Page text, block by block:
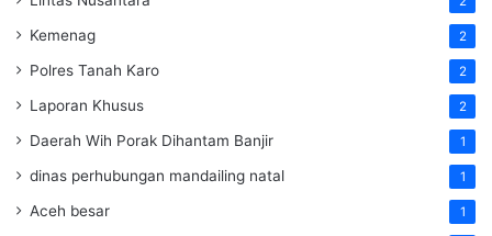
Kemenag 2
Polres Tanah Karo 2
Laporan Khusus 2
Daerah Wih Porak Dihantam Banjir 1
dinas perhubungan mandailing natal 1
Aceh besar 1